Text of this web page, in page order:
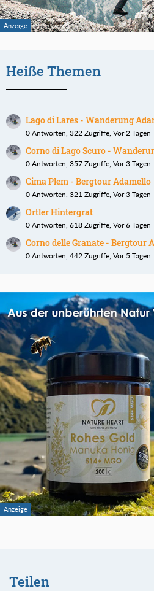
Heiße Themen
Lago di Lares - Wanderung
0 Antworten, 322 Zugriffe, Vor 2 Tagen
Corno di Lago Scuro -
0 Antworten, 357 Zugriffe, Vor 3 Tagen
Cima Plem - Bergtour Adamello
0 Antworten, 321 Zugriffe, Vor 3 Tagen
Ortler Hintergrat
0 Antworten, 618 Zugriffe, Vor 6 Tagen
Corno delle Granate - Bergtour
0 Antworten, 442 Zugriffe, Vor 5 Tagen
Teilen